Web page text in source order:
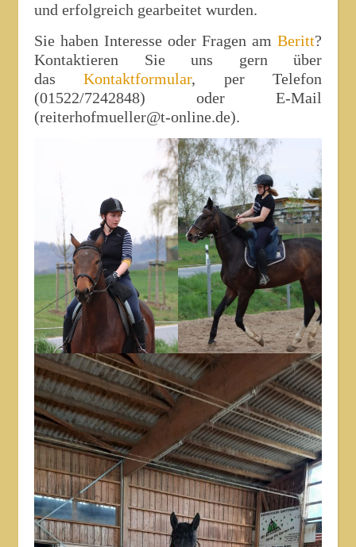
und erfolgreich gearbeitet wurden.
Sie haben Interesse oder Fragen am Beritt?
Kontaktieren Sie uns gern über
dasKontaktformular, per Telefon
(01522/7242848) oder E-Mail
(reiterhofmueller@t-online.de).